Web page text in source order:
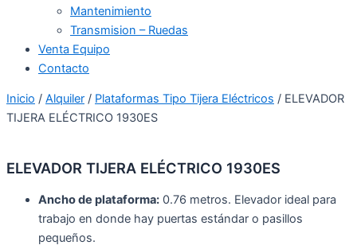
Mantenimiento
Transmision – Ruedas
Venta Equipo
Contacto
Inicio / Alquiler / Plataformas Tipo Tijera Eléctricos / ELEVADOR
TIJERA ELÉCTRICO 1930ES
ELEVADOR TIJERA ELÉCTRICO 1930ES
Ancho de plataforma: 0.76 metros. Elevador ideal para
trabajo en donde hay puertas estándar o pasillos
pequeños.